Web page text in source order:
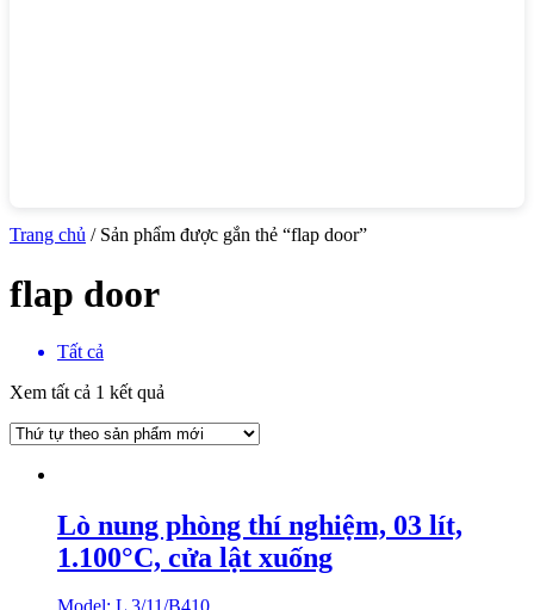
Trang chủ / Sản phẩm được gắn thẻ “flap door”
flap door
Tất cả
Xem tất cả 1 kết quả
Lò nung phòng thí nghiệm, 03 lít,
1.100°C, cửa lật xuống
Model: L 3/11/B410